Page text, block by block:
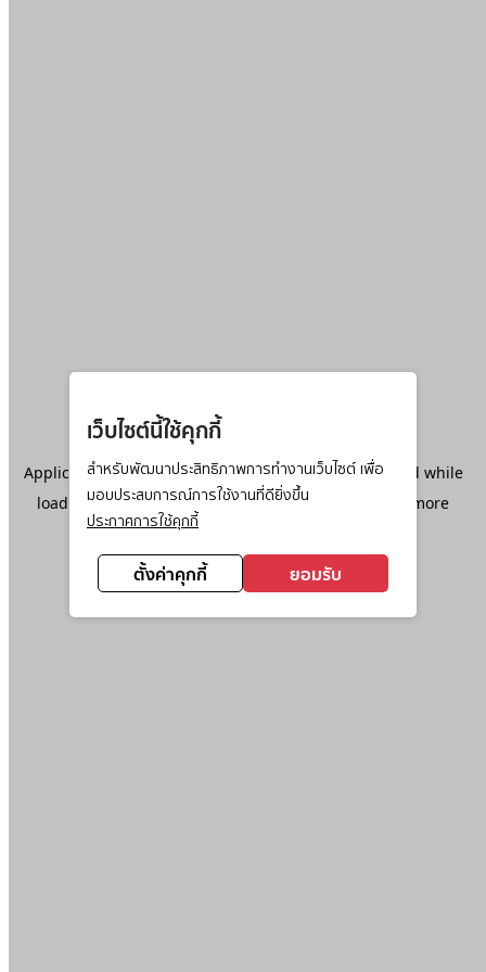
เว็บไซต์นี้ใช้คุกกี้
สำหรับพัฒนาประสิทธิภาพการทำงานเว็บไซต์ เพื่อ
มอบประสบการณ์การใช้งานที่ดียิ่งขึ้น
ประกาศการใช้คุกกี้
ตั้งค่าคุกกี้ ยอมรับ
Application error: aclient-side exception has occurred while
loadingwww.ktc.co.th(see the browser console
for more
information).